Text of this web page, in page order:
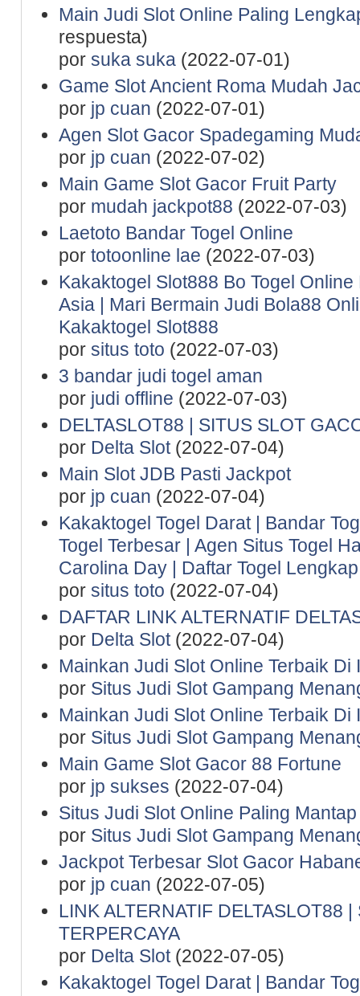
Main Judi Slot Online Paling
respuesta)
por suka suka(2022-07-01)
Game Slot Ancient Roma Mudah
por jp cuan (2022-07-01)
Agen Slot Gacor Spadegaming
por jp cuan (2022-07-02)
Main Game Slot Gacor Fruit Party
por mudah jackpot88 (2022-07-03)
Laetoto Bandar Togel Online
por totoonline lae (2022-07-03)
Kakaktogel Slot888 Bo Togel
Asia | Mari Bermain Judi Bola88
Kakaktogel Slot888
por situs toto (2022-07-03)
3 bandar judi togel aman
por judi offline (2022-07-03)
DELTASLOT88 | SITUS SLOT
por Delta Slot(2022-07-04)
Main Slot JDB Pasti Jackpot
por jp cuan (2022-07-04)
Kakaktogel Togel Darat | Bandar
Togel Terbesar | Agen Situs Togel
Carolina Day | Daftar Togel
por situs toto (2022-07-04)
DAFTAR LINK ALTERNATIF
por Delta Slot(2022-07-04)
Mainkan Judi Slot Online Terbaik Di
por Situs Judi Slot Gampang
Mainkan Judi Slot Online Terbaik Di
por Situs Judi Slot Gampang
Main Game Slot Gacor 88 Fortune
por jp sukses (2022-07-04)
Situs Judi Slot Online Paling
por Situs Judi Slot Gampang
Jackpot Terbesar Slot Gacor
por jp cuan (2022-07-05)
LINK ALTERNATIF DELTASLOT88
TERPERCAYA
por Delta Slot(2022-07-05)
Kakaktogel Togel Darat | Bandar